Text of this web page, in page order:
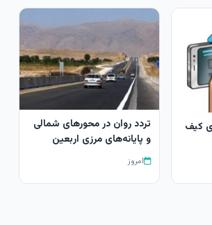
کیف
تردد روان در محورهای شمالی
و پایانه‌های مرزی اربعین
امروز